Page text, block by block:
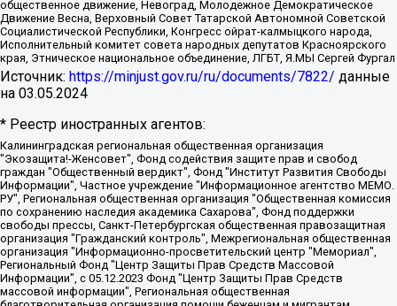
общественное движение, Невоград, Молодежное Демократическое
Движение Весна, Верховный Совет Татарской Автономной Советской
Социалистической Республики, Конгресс ойрат-калмыцкого народа,
Исполнительный комитет совета народных депутатов Красноярского
края, Этническое национальное объединение, ЛГБТ, Я.МЫ Сергей Фургал
Источник: https://minjust.gov.ru/ru/documents/7822/ данные
на 03.05.2024
* Реестр иностранных агентов:
Калининградская региональная общественная организация "Экозащита!-Женсовет", Фонд содействия защите прав и свобод граждан "Общественный вердикт", Фонд "Институт Развития Свободы Информации", Частное учреждение "Информационное агентство МЕМО. РУ", Региональная общественная организация "Общественная комиссия по сохранению наследия академика Сахарова", Фонд поддержки свободы прессы, Санкт-Петербургская общественная правозащитная организация "Гражданский контроль", Межрегиональная общественная организация "Информационно-просветительский центр "Мемориал", Региональный Фонд "Центр Защиты Прав Средств Массовой Информации", с 05.12.2023 Фонд "Центр Защиты Прав Средств массовой информации", Региональная общественная благотворительная организация помощи беженцам и мигрантам "Гражданское содействие", Негосударственное образовательное учреждение дополнительного профессионального образования (повышение квалификации) специалистов "АКАДЕМИЯ ПО ПРАВАМ ЧЕЛОВЕКА", Свердловская региональная общественная организация "Сутяжник", Автономная некоммерческая организация "Центр независимых социологических исследований", Союз общественных объединений "Российский исследовательский центр по правам человека", Региональное общественное учреждение научно-информационный центр "МЕМОРИАЛ", Некоммерческая организация "Фонд защиты гласности", Автономная некоммерческая организация "Институт прав человека", Городская общественная организация "Екатеринбургское общество "МЕМОРИАЛ", Городская общественная организация "Рязанское историко-просветительское и правозащитное общество "Мемориал" (Рязанский Мемориал), Челябинский региональный орган общественной самодеятельности – женское общественное объединение "Женщины Евразии", Челябинский региональный орган общественной самодеятельности "Уральская правозащитная группа", Фонд содействия защите здоровья и социальной справедливости имени Андрея Рылькова, Автономная Некоммерческая Организация "Аналитический Центр Юрия Левады", Автономная некоммерческая организация социальной поддержки населения "Проект Апрель", Региональная общественная организация помощи женщинам и детям, находящимся в кризисной ситуации "Информационно-методический центр "Анна", Фонд содействия развитию массовых коммуникаций и правовому просвещению "Так-так-Так", Фонд содействия устойчивому развитию "Серебряная тайга", Свердловский региональный общественный фонд социальных проектов "Новое время", "Idel.Реалии", Кавказ.Реалии, Крым.Реалии, Телеканал Настоящее Время, Татаро-башкирская служба Радио Свобода (Azatliq Radiosi), Радио Свободная Европа/Радио Свобода (PCE/PC), "Сибирь.Реалии", "Фактограф", Благотворительный фонд помощи осужденным и их семьям, Автономная некоммерческая организация "Институт глобализации и социальных движений", Фонд "В защиту прав заключенных", Частное учреждение "Центр поддержки и содействия развитию средств массовой информации", Пензенский региональный общественный благотворительный фонд "Гражданский союз", "Север.Реалии", Некоммерческая организация Фонд "Правовая инициатива", Общество с ограниченной ответственностью "Радио Свободная Европа/Радио Свобода", Чешское информационное агентство "MEDIUM-ORIENT", Красноярская региональная общественная организация "Мы против СПИДа", Камалягин Денис Николаевич, Маркелов Сергей Евгеньевич, Пономарев Лев Александрович, Савицкая Людмила Алексеевна, Автономная некоммерческая организация "Центр по работе с проблемой насилия "НАСИЛИЮ.НЕТ", Межрегиональный профессиональный союз работников здравоохранения "Альянс врачей", Юридическое лицо, зарегистрированное в Латвийской Республике, SIA "Medusa Project" (регистрационный номер 40103797863, дата регистрации 10.06.2014), Некоммерческая организация "Фонд по борьбе с коррупцией", Автономная некоммерческая организация "Институт права и публичной политики", Баданин Роман Сергеевич, Гликин Максим Александрович, Железнова Мария Михайловна, Лукьянова Юлия Сергеевна, Маетная Елизавета Витальевна, Маняхин Петр Борисович, Чуракова Ольга Владимировна, Ярош Юлия Петровна, Юридическое лицо "The Insider SIA", зарегистрированное в Риге, Латвийская Республика (дата регистрации 26.06.2015), являющееся администратором доменного имени интернет-издания "The Insider SIA", https://theins.ru, Постернак Алексей Евгеньевич, Рубин Михаил Аркадьевич, Анин Роман Александрович, Юридическое лицо Istories fonds, зарегистрированное в Латвийской Республике (регистрационный номер 50008295751, дата регистрации 24.02.2020), Великовский Дмитрий Александрович, Долинина Ирина Николаевна, Мароховская Алеся Алексеевна, Шлейнов Роман Юрьевич, Шмагун Олеся Валентиновна, Общество с ограниченной ответственностью "Альтаир 2021", Общество с ограниченной ответственностью "Вега 2021", Общество с ограниченной ответственностью "Главный редактор 2021", Общество с ограниченной ответственностью "Ромашки монолит", Важенков Артем Валерьевич, Ивановская областная общественная организация "Центр гендерных исследований", Гурман Юрий Альбертович, Медиапроект "ОВД-Инфо", Егоров Владимир Владимирович, Жилинский Владимир Александрович, Общество с ограниченной ответственностью "ЗП", Иванова София Юрьевна, Карезина Инна Павловна, Кильтау Екатерина Викторовна, Петров Алексей Викторович, Пискунов Сергей Евгеньевич, Смирнов Сергей Сергеевич, Тихонов Михаил Сергеевич, Общество с ограниченной ответственностью "ЖУРНАЛИСТ-ИНОСТРАННЫЙ АГЕНТ", Арапова Галина Юрьевна, Вольтская Татьяна Анатольевна, Американская компания "Mason G.E.S. Anonymous Foundation" (США), являющаяся владельцем интернет-издания https://mnews.world/, Компания "Stichting Bellingcat", зарегистрированная в Нидерландах (дата регистрации 11.07.2018), Захаров Андрей Вячеславович, Клепиковская Екатерина Дмитриевна, Общество с ограниченной ответственностью "МЕМО", Перл Роман Александрович, Симонов Евгений Алексеевич, Соловьева Елена Анатольевна, Сотников Даниил Владимирович, Сурначева Елизавета Дмитриевна, Автономная некоммерческая организация по защите прав человека и информированию населения "Якутия – Наше Мнение", Общество с ограниченной ответственностью "Москоу диджитал медиа", с 26.01.2023 Общество с ограниченной ответственностью "Чайка Белые сады", Ветошкина Валерия Валерьевна, Заговора Максим Александрович, Межрегиональное общественное движение "Российская ЛГБТ - сеть", Оленичев Максим Владимирович, Павлов Иван Юрьевич, Скворцова Елена Сергеевна, Общество с ограниченной ответственностью "Как бы инагент", Кочетков Игорь Викторович, Общество с ограниченной ответственностью "Честные выборы", Еланчик Олег Александрович, Общество с ограниченной ответственностью "Нобелевский призыв", Гималова Регина Эмилевна, Григорьев Андрей Валерьевич, Григорьева Алина Александровна, Ассоциация по содействию защите прав призывников, альтернативнослужащих и военнослужащих "Правозащитная группа "Гражданин.Армия.Право", Хисамова Регина Фаритовна, Автономная некоммерческая организация по реализации социально-правовых программ "Лилит", Дальневосточное общественное движение "Маяк", Санкт-Петербургская ЛГБТ-инициативная группа "Выход", Инициативная группа ЛГБТ+ "Реверс", Алексеев Андрей Викторович, Бекбулатова Таисия Львовна, Беляев Иван Михайлович, Владыкина Елена Сергеевна, Гельман Марат Александрович, Никульшина Вероника Юрьевна, Толоконникова Надежда Андреевна, Шендерович Виктор Анатольевич, Общество с ограниченной ответственностью "Данное сообщение", Общество с ограниченной ответственностью Издательский дом "Новая глава", Айнбиндер Александра Александровна, Московский комьюнити-центр для ЛГБТ+инициатив, Благотворительный фонд развития филантропии, Deutsche Welle (Германия, Kurt-Schumacher-Strasse 3, 53113 Bonn), Борзунова Мария Михайловна, Воробьев Виктор Викторович, Голубева Анна Львовна, Константинова Алла Михайловна, Малкова Ирина Владимировна, Мурадов Мурад Абдулгалимович, Осетинская Елизавета Николаевна, Понасенков Евгений Николаевич, Ганапольский Матвей Юрьевич, Киселев Евгений Алексеевич, Борухович Ирина Григорьевна, Дремин Иван Тимофеевич, Дубровский Дмитрий Викторович, Красноярская региональная общественная организация поддержки и развития альтернативных образовательных технологий и межкультурных коммуникаций "ИНТЕРРА", Маяковская Екатерина Алексеевна, Фейгин Марк Захарович, Филимонов Андрей Викторович, Дзугкоева Регина Николаевна, Доброхотов Роман Александрович, Дудь Юрий Александрович, Елкин Сергей Владимирович, Кругликов Кирилл Игоревич, Сабунаева Мария Леонидовна, Семенов Алексей Владимирович, Шаинян Карен Багратович, Шульман Екатерина Михайловна, Асафьев Артур Валерьевич, Вахштайн Виктор Семенович, Венедиктов Алексей Алексеевич, Лушникова Екатерина Евгеньевна, Волков Леонид Михайлович, Невзоров Александр Глебович, Пархоменко Сергей Борисович, Сироткин Ярослав Николаевич, Кара-Мурза Владимир Владимирович, Баранова Наталья Владимировна, Гозман Леонид Яковлевич, Кагарлицкий Борис Юльевич, Климарев Михаил Валерьевич, Милов Владимир Станиславович, Автономная некоммерческая организация Краснодарский центр современного искусства "Типография", Моргенштерн Алишер Тагирович, Соболь Любовь Эдуардовна, Общество с ограниченной ответственностью "ЛИЗА НОРМ", Каспаров Гарри Кимович, Ходорковский Михаил Борисович, Общество с ограниченной ответственностью "Апрельские тезисы", Данилович Ирина Брониславовна, Кашин Олег Владимирович, Петров Николай Владимирович, Пивоваров Алексей Владимирович, Соколов Михаил Владимирович, Цветкова Юлия Владимировна, Чичваркин Евгений Александрович, Комитет против пыток/Команда против пыток, Общество с ограниченной ответственностью "Первый научный", Общество с ограниченной ответственностью "Вертолет и ко", Белоцерковская Вероника Борисовна, Кац Максим Евгеньевич, Лазарева Татьяна Юрьевна, Шаведдинов Руслан Табризович, Яшин Илья Валерьевич, Общество с ограниченной ответственностью "Иноагент ААВ", Алешковский Дмитрий Петрович, Альбац Евгения Марковна, Быков Дмитрий Львович, Галямина Юлия Евгеньевна, Лойко Сергей Леонидович, Мартынов Кирилл Константинович, Медведев Сергей Александрович, Крашенинников Федор Геннадиевич, Гордеева Катерина Вл